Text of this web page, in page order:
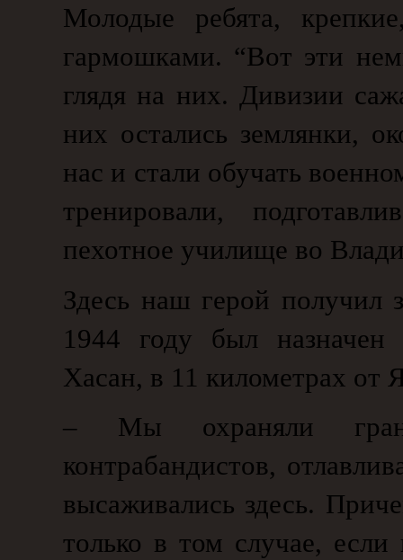
Молодые ребята,
гармошками. “Вот эти
глядя на них. Дивизии
них остались землянки,
нас и стали обучать
тренировали,
пехотное училище во
Здесь наш герой получил
1944 году был назначен
Хасан, в 11 километрах от
– Мы охраняли
контрабандистов,
высаживались здесь.
только в том случае,